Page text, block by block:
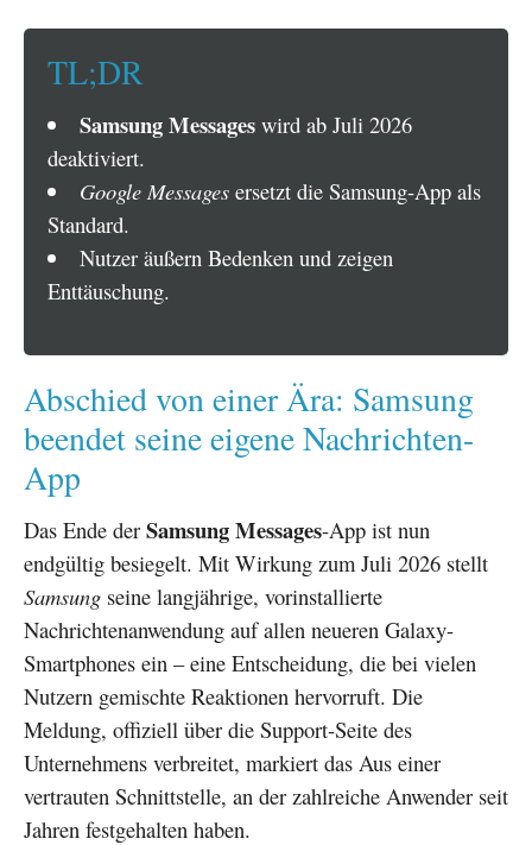
TL;DR
Samsung Messageswird ab Juli 2026
deaktiviert.
Google Messagesersetzt die Samsung-App als
Standard.
Nutzer äußern Bedenken und zeigen
Enttäuschung.
Abschied von einer Ära: Samsung
beendet seine eigene Nachrichten-
App
Das Ende der Samsung Messages-App ist nun
endgültig besiegelt. Mit Wirkung zum Juli 2026 stellt
Samsung seine langjährige, vorinstallierte
Nachrichtenanwendung auf allen neueren Galaxy-
Smartphones ein – eine Entscheidung, die bei vielen
Nutzern gemischte Reaktionen hervorruft. Die
Meldung, offiziell über die Support-Seite des
Unternehmens verbreitet, markiert das Aus einer
vertrauten Schnittstelle, an der zahlreiche Anwender seit
Jahren festgehalten haben.